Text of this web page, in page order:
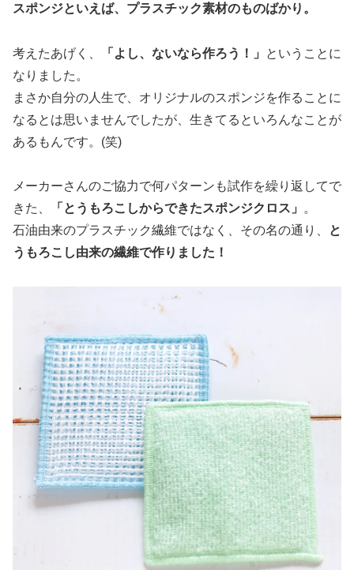
スポンジといえば、プラスチック素材のものばかり。
考えたあげく、 「よし、ないなら作ろう！」
ということに
なりました。
まさか自分の人生で、オリジナルのスポンジを作ることに
なるとは思いませんでしたが、生きてるといろんなことが
あるもんです。(笑)
メーカーさんのご協力で何パターンも試作を繰り返してで
きた、
「とうもろこしからできたスポンジクロス」
。
石油由来のプラスチック繊維ではなく、その名の通り、
と
うもろこし由来の繊維で作りました！